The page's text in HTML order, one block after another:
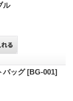
ル
バッグ[BG-001]